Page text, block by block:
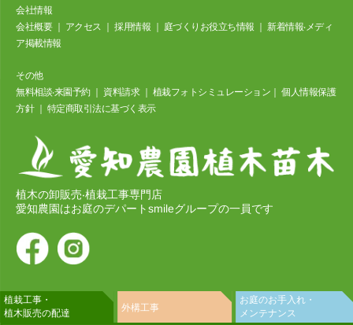
会社情報
会社概要｜ アクセス ｜採⽤情報 庭づくりお役立ち情報 新着情報‧メディ
ア掲載情報
その他
無料相談‧来園予約｜ 資料請求｜ 植栽フォトシミュレーション ｜個⼈情報保護
⽅針｜ 特定商取引法に基づく表⽰
植木の卸販売‧植栽工事専門店
愛知農園はお庭のデパートsmileグループの一員です
植栽工事・
植木販売の配達 外構工事
お庭のお手入れ・
メンテナンス